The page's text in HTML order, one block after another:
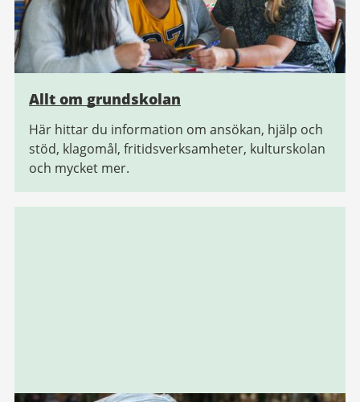
Allt om grundskolan
Här hittar du information om ansökan, hjälp och
stöd, klagomål, fritidsverksamheter, kulturskolan
och mycket mer.